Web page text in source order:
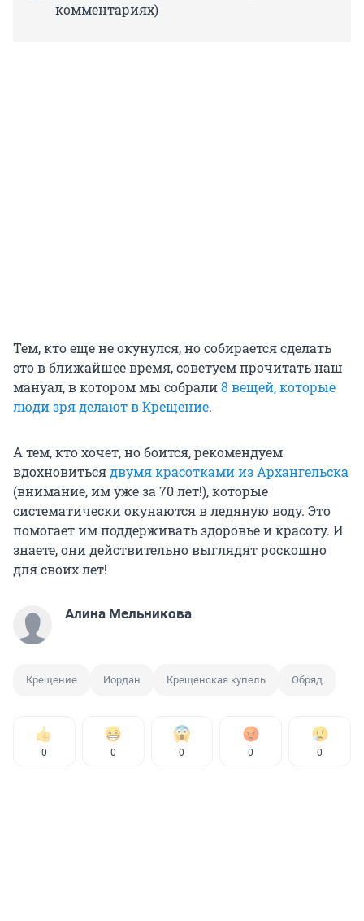
комментариях)
Тем, кто еще не окунулся, но собирается сделать
это в ближайшее время, советуем прочитать наш
мануал, в котором мы собрали8 вещей, которые
люди зря делают в Крещение.
А тем, кто хочет, но боится, рекомендуем
вдохновитьсядвумя красотками из Архангельска
(внимание, им уже за 70 лет!), которые
систематически окунаются в ледяную воду. Это
помогает им поддерживать здоровье и красоту. И
знаете, они действительно выглядят роскошно
для своих лет!
Алина Мельникова
Крещение Иордан Крещенская купель Обряд
0 0 0 0 0